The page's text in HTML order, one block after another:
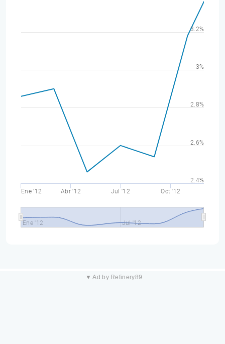
Ene '12 Abr '12 Jul '12 Oct '12
Ene '12 Jul '12
2.4%
2.6%
2.8%
3%
3.2%
▼ Ad by Refinery89